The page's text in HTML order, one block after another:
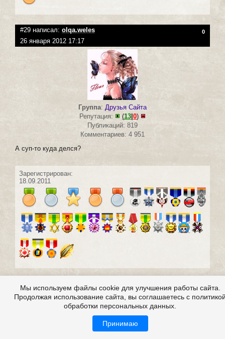
#29 написал: olqa.weles 0
26 января 2012 17:17
Группа: Друзья Сайта
Репутация:
(13 0)
Публикаций: 819
Комментариев: 4 951
А суп-то куда делся?
Зарегистрирован:
18.09.2011
#30 написал: zvezdnijdojd
26 января 2012 19:51
Мы используем файлы cookie для улучшения работы сайта.
Продолжая использование сайта, вы соглашаетесь с
обработки персональных данных.
Принимаю